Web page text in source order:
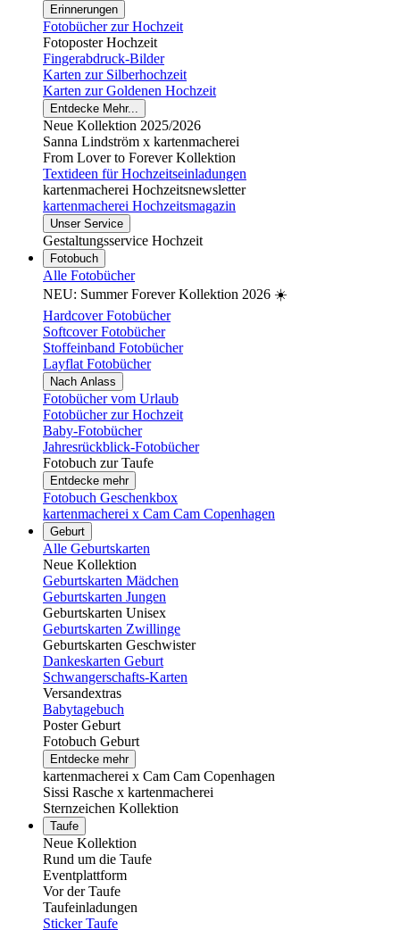
Erinnerungen
Fotobücher zur Hochzeit
Fotoposter Hochzeit
Fingerabdruck-Bilder
Karten zur Silberhochzeit
Karten zur Goldenen Hochzeit
Entdecke Mehr...
Neue Kollektion 2025/2026
Sanna Lindström x kartenmacherei
From Lover to Forever Kollektion
Textideen für Hochzeitseinladungen
kartenmacherei Hochzeitsnewsletter
kartenmacherei Hochzeitsmagazin
Unser Service
Gestaltungsservice Hochzeit
Fotobuch
Alle Fotobücher
NEU: Summer Forever Kollektion 2026 ☀️
Hardcover Fotobücher
Softcover Fotobücher
Stoffeinband Fotobücher
Layflat Fotobücher
Nach Anlass
Fotobücher vom Urlaub
Fotobücher zur Hochzeit
Baby-Fotobücher
Jahresrückblick-Fotobücher
Fotobuch zur Taufe
Entdecke mehr
Fotobuch Geschenkbox
kartenmacherei x Cam Cam Copenhagen
Geburt
Alle Geburtskarten
Neue Kollektion
Geburtskarten Mädchen
Geburtskarten Jungen
Geburtskarten Unisex
Geburtskarten Zwillinge
Geburtskarten Geschwister
Dankeskarten Geburt
Schwangerschafts-Karten
Versandextras
Babytagebuch
Poster Geburt
Fotobuch Geburt
Entdecke mehr
kartenmacherei x Cam Cam Copenhagen
Sissi Rasche x kartenmacherei
Sternzeichen Kollektion
Taufe
Neue Kollektion
Rund um die Taufe
Eventplattform
Vor der Taufe
Taufeinladungen
Sticker Taufe